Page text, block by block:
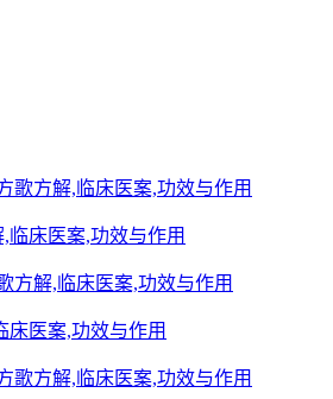
临床医案,功效与作用
床医案,功效与作用